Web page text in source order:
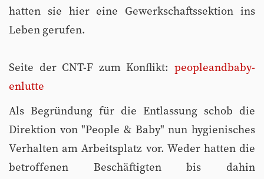
hatten sie hier eine Gewerkschaftssektion ins
Leben gerufen.
Seite der CNT-F zum Konflikt: peopleandbaby-
enlutte
Als Begründung für die Entlassung schob die
Direktion von "People & Baby" nun hygienisches
Verhalten am Arbeitsplatz vor. Weder hatten die
betroffenen Beschäftigten bis dahin